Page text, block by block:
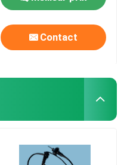
Contact